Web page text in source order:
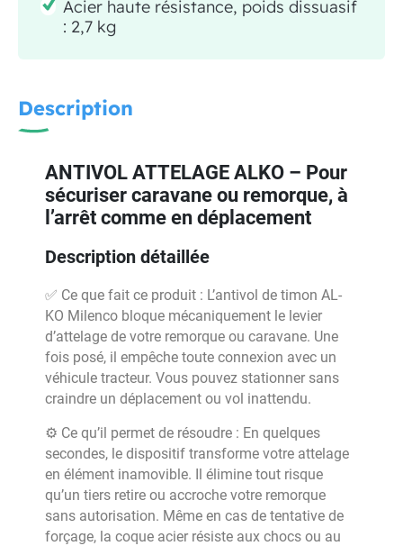
Acier haute résistance, poids dissuasif
: 2,7 kg
Description
ANTIVOL ATTELAGE ALKO – Pour
sécuriser caravane ou remorque, à
l’arrêt comme en déplacement
Description détaillée
✅ Ce que fait ce produit : L’antivol de timon AL-
KO Milenco bloque mécaniquement le levier
d’attelage de votre remorque ou caravane. Une
fois posé, il empêche toute connexion avec un
véhicule tracteur. Vous pouvez stationner sans
craindre un déplacement ou vol inattendu.
⚙️ Ce qu’il permet de résoudre : En quelques
secondes, le dispositif transforme votre attelage
en élément inamovible. Il élimine tout risque
qu’un tiers retire ou accroche votre remorque
sans autorisation. Même en cas de tentative de
forçage, la coque acier résiste aux chocs ou au